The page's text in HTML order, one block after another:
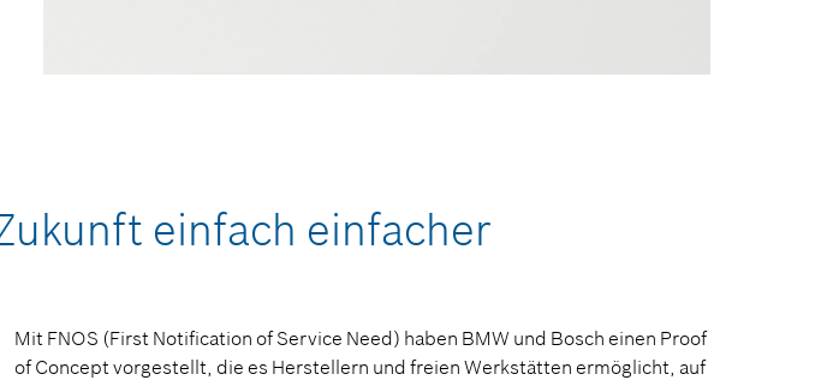
einfach einfacher
Mit FNOS (First Notification of Service Need) haben BMW und Bosch einen Proof
of Concept vorgestellt, die es Herstellern und freien Werkstätten ermöglicht, auf